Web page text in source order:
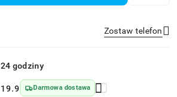
Zostaw telefon
Wyślij
24 godziny
19.9 Darmowa dostawa